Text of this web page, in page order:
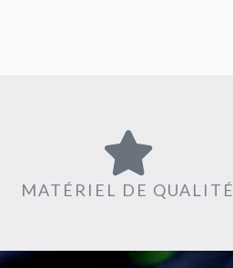
MATÉRIEL DE QUALITÉ